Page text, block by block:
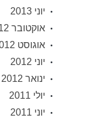
יוני 2013
אוקטובר 2012
אוגוסט 2012
יוני 2012
ינואר 2012
יולי 2011
יוני 2011